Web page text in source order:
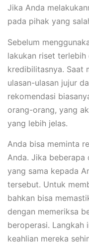
Jika Anda
pada pihak yang
Sebelum
lakukan riset terlebih
kredibilitasnya. Saat
ulasan-ulasan jujur
rekomendasi
orang-orang, yang
yang lebih jelas.
Anda bisa meminta
Anda. Jika beberapa
yang sama kepada
tersebut. Untuk
bahkan bisa
dengan memeriksa
beroperasi. Langkah
keahlian mereka